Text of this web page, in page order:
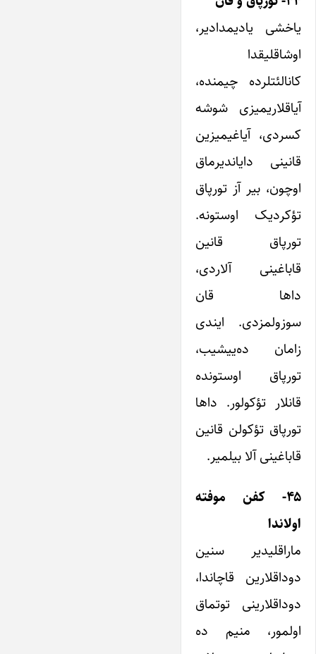
یاخشی یادیمدادیر،
اوشاقلیقدا
کانالئتلرده چیمنده،
آیاقلاریمیزی شوشه
کسردی، آیاغیمیزین
قانینی دایاندیرماق
اوچون، بیر آز تورپاق
تؤکردیک اوستونه.
تورپاق قانین
قاباغینی آلاردی،
داها قان
سوزولمزدی. ایندی
زامان ده‌ییشیب،
تورپاق اوستونده
قانلار تؤکولور. داها
تورپاق تؤکولن قانین
قاباغینی آلا بیلمیر.
۴۵- کفن موفته
اولاندا
ماراقلیدیر سنین
دوداقلارین قاچاندا،
دوداقلارینی توتماق
اولمور، منیم ده